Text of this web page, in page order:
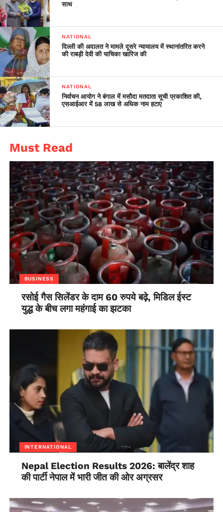
रुपये खर्च किए जाएंगे।
साथ
NATIONAL
दिल्ली की अदालत ने मामले दूसरे न्यायालय में स्थानांतरित करने
की राबड़ी देवी की याचिका खारिज की
NATIONAL
निर्वाचन आयोग ने बंगाल में मसौदा मतदाता सूची प्रकाशित की,
एसआईआर में 58 लाख से अधिक नाम हटाए
Must Read
BUSINESS
रसोई गैस सिलेंडर के दाम 60 रुपये बढ़े, मिडिल ईस्ट
युद्ध के बीच लगा महंगाई का झटका
INTERNATIONAL
Nepal Election Results 2026: बालेंद्र शाह
की पार्टी नेपाल में भारी जीत की ओर अग्रसर